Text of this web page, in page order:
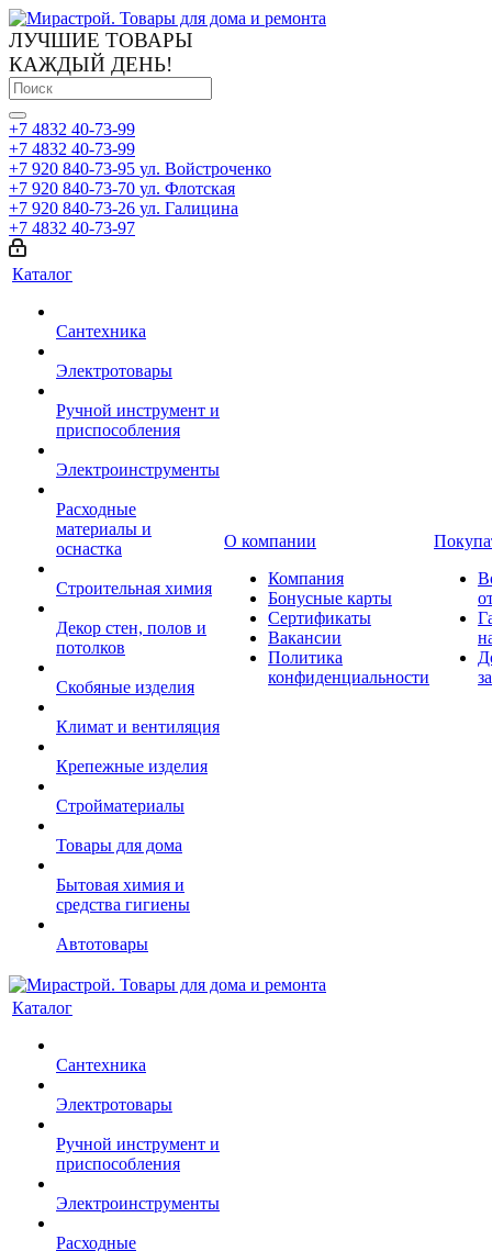
ЛУЧШИЕ ТОВАРЫ
КАЖДЫЙ ДЕНЬ!
+7 4832 40-73-99
+7 4832 40-73-99
+7 920 840-73-95 ул. Войстроченко
+7 920 840-73-70 ул. Флотская
+7 920 840-73-26 ул. Галицина
+7 4832 40-73-97
Каталог
Сантехника
Электротовары
Ручной инструмент и
приспособления
Электроинструменты
Расходные
материалы и
оснастка
Строительная химия
Декор стен, полов и
потолков
Скобяные изделия
Климат и вентиляция
Крепежные изделия
Стройматериалы
Товары для дома
Бытовая химия и
средства гигиены
Автотовары
О компании
Компания
Бонусные карты
Сертификаты
Вакансии
Политика
конфиденциальности
Каталог
Сантехника
Электротовары
Ручной инструмент и
приспособления
Электроинструменты
Расходные